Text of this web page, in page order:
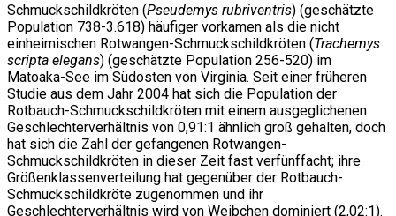
Schmuckschildkröten (Pseudemys rubriventris) (geschätzte
Population 738-3.618) häufiger vorkamen als die nicht
einheimischen Rotwangen-Schmuckschildkröten (Trachemys
scripta elegans) (geschätzte Population 256-520) im
Matoaka-See im Südosten von Virginia. Seit einer früheren
Studie aus dem Jahr 2004 hat sich die Population der
Rotbauch-Schmuckschildkröten mit einem ausgeglichenen
Geschlechterverhältnis von 0,91:1 ähnlich groß gehalten, doch
hat sich die Zahl der gefangenen Rotwangen-
Schmuckschildkröten in dieser Zeit fast verfünffacht; ihre
Größenklassenverteilung hat gegenüber der Rotbauch-
Schmuckschildkröte zugenommen und ihr
Geschlechterverhältnis wird von Weibchen dominiert (2,02:1).